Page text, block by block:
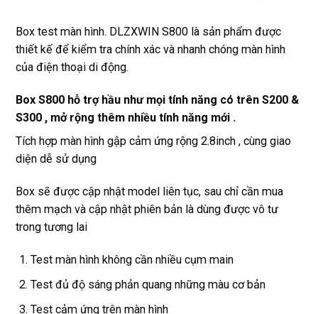
Box test màn hình. DLZXWIN S800 là sản phẩm được
thiết kế để kiểm tra chính xác và nhanh chóng màn hình
của điện thoại di động.
Box S800 hỗ trợ hầu như mọi tính năng có trên S200 &
S300 , mở rộng thêm nhiều tính năng mới .
Tích hợp màn hình gập cảm ứng rộng 2.8inch , cùng giao
diện dễ sử dụng
Box sẽ được cập nhật model liên tục, sau chỉ cần mua
thêm mạch và cập nhật phiên bản là dùng được vô tư
trong tương lai
Test màn hình không cần nhiều cụm main
Test đủ độ sáng phản quang những màu cơ bản
Test cảm ứng trên màn hình